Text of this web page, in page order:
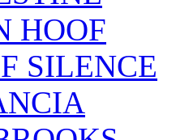
HOOF
SILENCE